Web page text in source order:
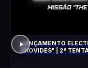
LANÇAMENTO
PROVIDES" | 2ª